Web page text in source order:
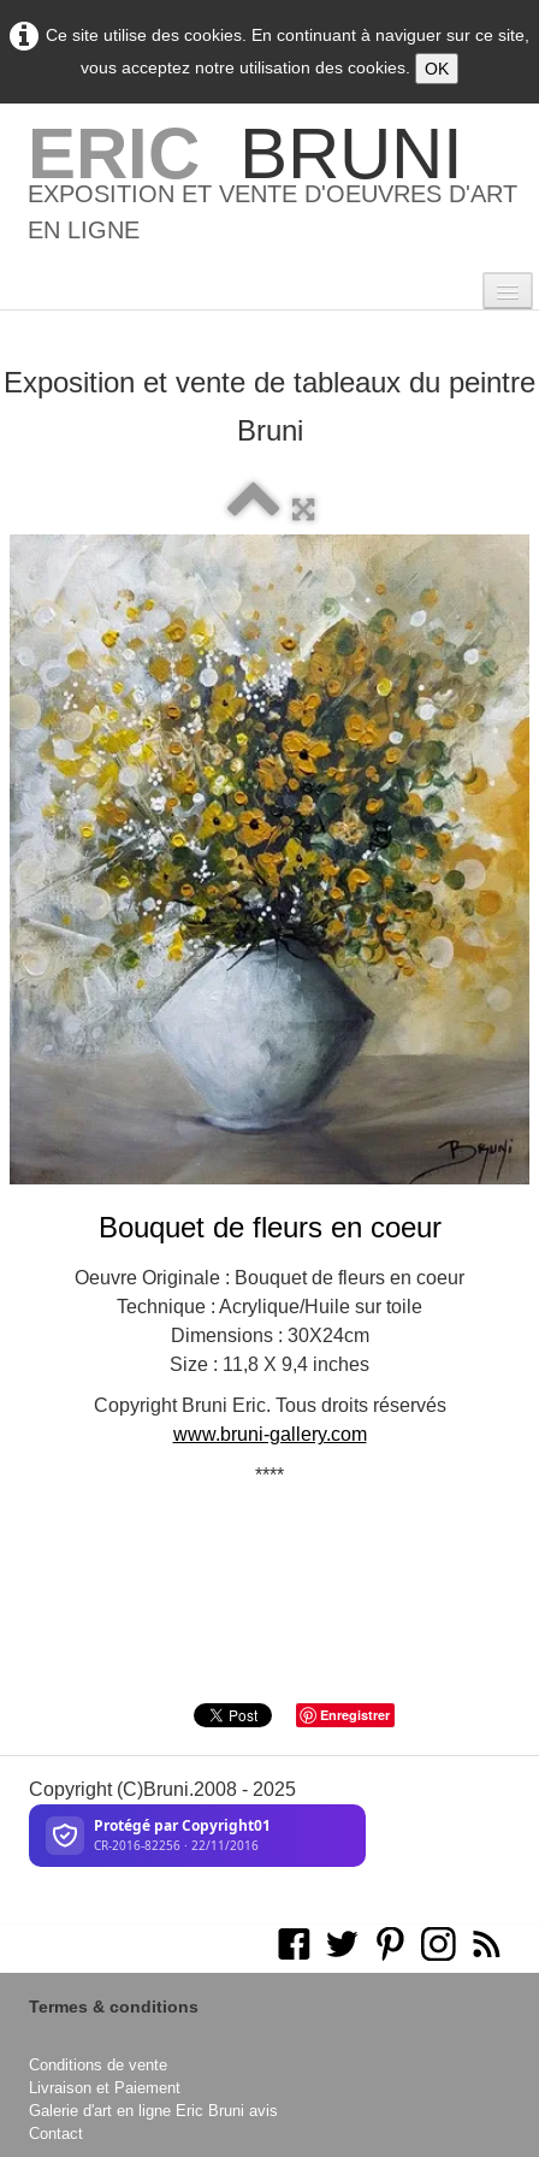
Ce site utilise des cookies. En continuant à naviguer sur ce site,
vous acceptez notre utilisation des cookies.
OK
ERIC BRUNI
EXPOSITION ET VENTE D'OEUVRES D'ART
EN LIGNE
0
Galeries
Vente▼
Boutique
Contact
Newsletter
BLOG
Français
Exposition et vente de tableaux du peintre
Bruni
Bouquet de fleurs en coeur
Oeuvre Originale : Bouquet de fleurs en coeur
Technique : Acrylique/Huile sur toile
Dimensions : 30X24cm
Size : 11,8 X 9,4 inches
Copyright Bruni Eric. Tous droits réservés
www.bruni-gallery.com
****
Enregistrer
Copyright (C)Bruni.2008 - 2025
Termes & conditions
Conditions de vente
Livraison et Paiement
Galerie d'art en ligne Eric Bruni avis
Contact